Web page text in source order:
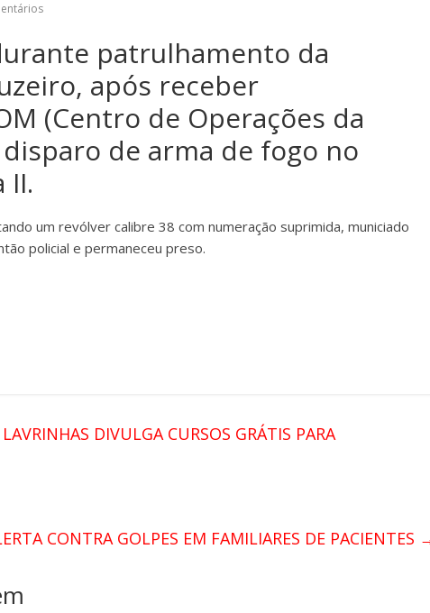
patrulhamento da
após receber
(Centro de Operações da
de arma de fogo no
II.
um revólver calibre 38 com numeração suprimida, municiado
policial e permaneceu preso.
DIVULGA CURSOS GRÁTIS PARA
CONTRA GOLPES EM FAMILIARES DE PACIENTES